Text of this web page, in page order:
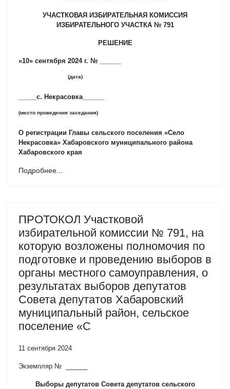
УЧАСТКОВАЯ ИЗБИРАТЕЛЬНАЯ КОМИССИЯ
ИЗБИРАТЕЛЬНОГО УЧАСТКА № 791
РЕШЕНИЕ
«10» сентября 2024 г. № ______
(дата)
_____с. Некрасовка______
(место проведения заседания)
О регистрации Главы сельского поселения «Село
Некрасовка» Хабаровского муниципального района
Хабаровского края
Подробнее...
ПРОТОКОЛ Участковой
избирательной комиссии № 791, на
которую возложены полномочия по
подготовке и проведению выборов в
органы местного самоуправления, о
результатах выборов депутатов
Совета депутатов Хабаровский
муниципальный район, сельское
поселение «С
11 сентября 2024
Экземпляр № ______
Выборы депутатов Совета депутатов сельского